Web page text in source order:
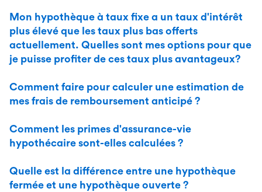
Mon hypothèque à taux fixe a un taux d'intérêt
plus élevé que les taux plus bas offerts
actuellement. Quelles sont mes options pour que
je puisse profiter de ces taux plus avantageux?
Comment faire pour calculer une estimation de
mes frais de remboursement anticipé ?
Comment les primes d'assurance-vie
hypothécaire sont-elles calculées ?
Quelle est la différence entre une hypothèque
fermée et une hypothèque ouverte ?